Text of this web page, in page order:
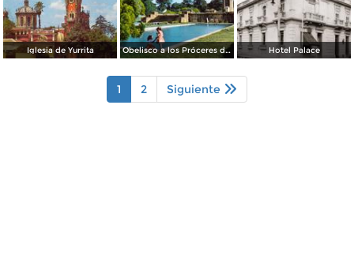
Iglesia de Yurrita Obelisco a los Próceres de la Independencia Hotel Palace
1 2 Siguiente